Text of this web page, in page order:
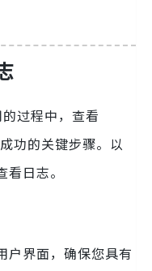
过程中，查看
功的关键步骤。以
日志。
界面，确保您具有